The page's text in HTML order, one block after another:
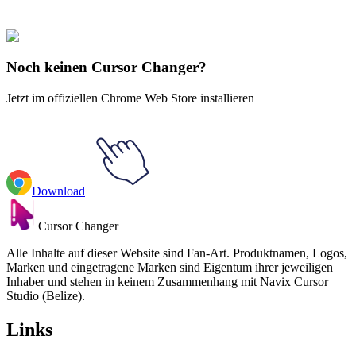
Avengers
Noch keinen Cursor Changer?
Jetzt im offiziellen Chrome Web Store installieren
Download
Cursor Changer
Alle Inhalte auf dieser Website sind Fan-Art. Produktnamen, Logos,
Marken und eingetragene Marken sind Eigentum ihrer jeweiligen
Inhaber und stehen in keinem Zusammenhang mit Navix Cursor
Studio (Belize).
Links